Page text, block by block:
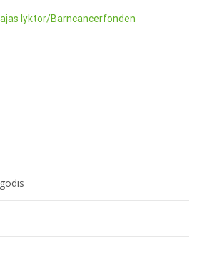
lyktor/Barncancerfonden